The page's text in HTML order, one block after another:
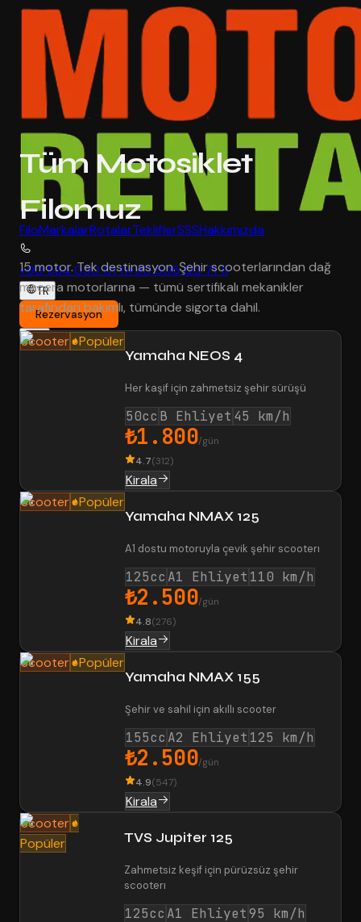
FiloMarkalarRotalarTekliflerSSSHakkımızda
+90 534 050 01 11+90 505 123 71 11
TR
Rezervasyon
Tüm Motosiklet
Filomuz
15 motor. Tek destinasyon. Şehir scooterlarından dağ
macera motorlarına — tümü sertifikalı mekanikler
tarafından bakımlı, tümünde sigorta dahil.
Scooter Popüler
Yamaha NEOS 4
Her kaşif için zahmetsiz şehir sürüşü
50cc B Ehliyet 45 km/h
₺1.800/gün
4.7(312)
Kirala
Scooter Popüler
Yamaha NMAX 125
A1 dostu motoruyla çevik şehir scooterı
125cc A1 Ehliyet 110 km/h
₺2.500/gün
4.8(276)
Kirala
Scooter Popüler
Yamaha NMAX 155
Şehir ve sahil için akıllı scooter
155cc A2 Ehliyet 125 km/h
₺2.500/gün
4.9(547)
Kirala
Scooter
Popüler
TVS Jupiter 125
Zahmetsiz keşif için pürüzsüz şehir
scooterı
125cc A1 Ehliyet95 km/h